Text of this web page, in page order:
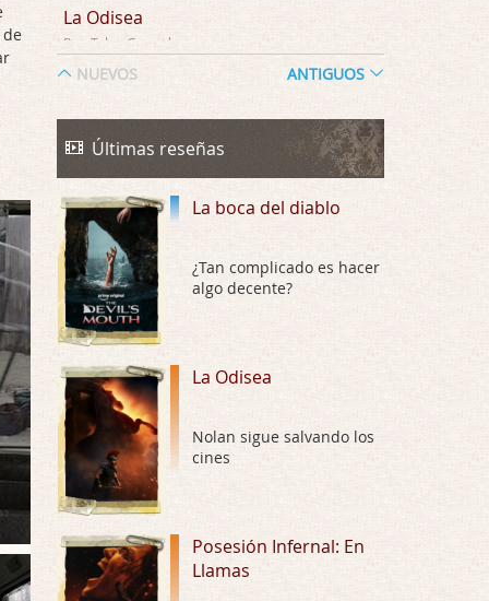
La Odisea
Por: Talan Gwynek
Draghann, las quejas sobre la diversidad s …
La Odisea
Por: Draghann
No sé si entrar en polémicas con respect …
Trance
Por: Luar
Buena película, buen director y buenos ac …
El señor de las moscas
Por: Luar
Hungry
Por: Croc
Las 10 películas gore de Almas
Oscuras
Por: JORDI CRUYFF
NUEVOS ANTIGUOS
Últimas reseñas
La boca del diablo
¿Tan complicado es hacer
algo decente?
La Odisea
Nolan sigue salvando los
cines
Posesión Infernal: En
Llamas